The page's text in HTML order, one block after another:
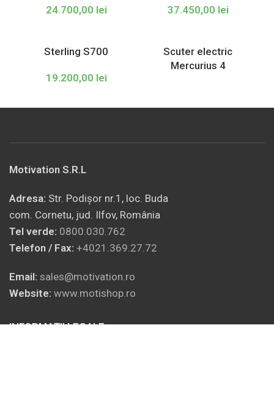
24.700,00 lei 37.450,00 lei
Sterling S700
19.200,00 lei
Scuter electric
Mercurius 4
Motivation S.R.L
Adresa: Str. Podișor nr.1, loc. Buda
com. Cornetu, jud. Ilfov, România
Tel verde: 0800.030.762
Telefon / Fax: +4021.369.27.72
Email: sales@motivation.ro
Website: www.motishop.ro
INFORMAȚII LEGALE